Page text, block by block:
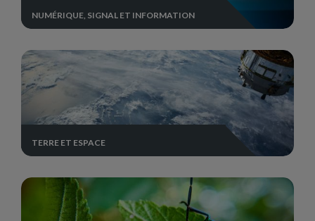
NUMÉRIQUE, SIGNAL ET INFORMATION
TERRE ET ESPACE